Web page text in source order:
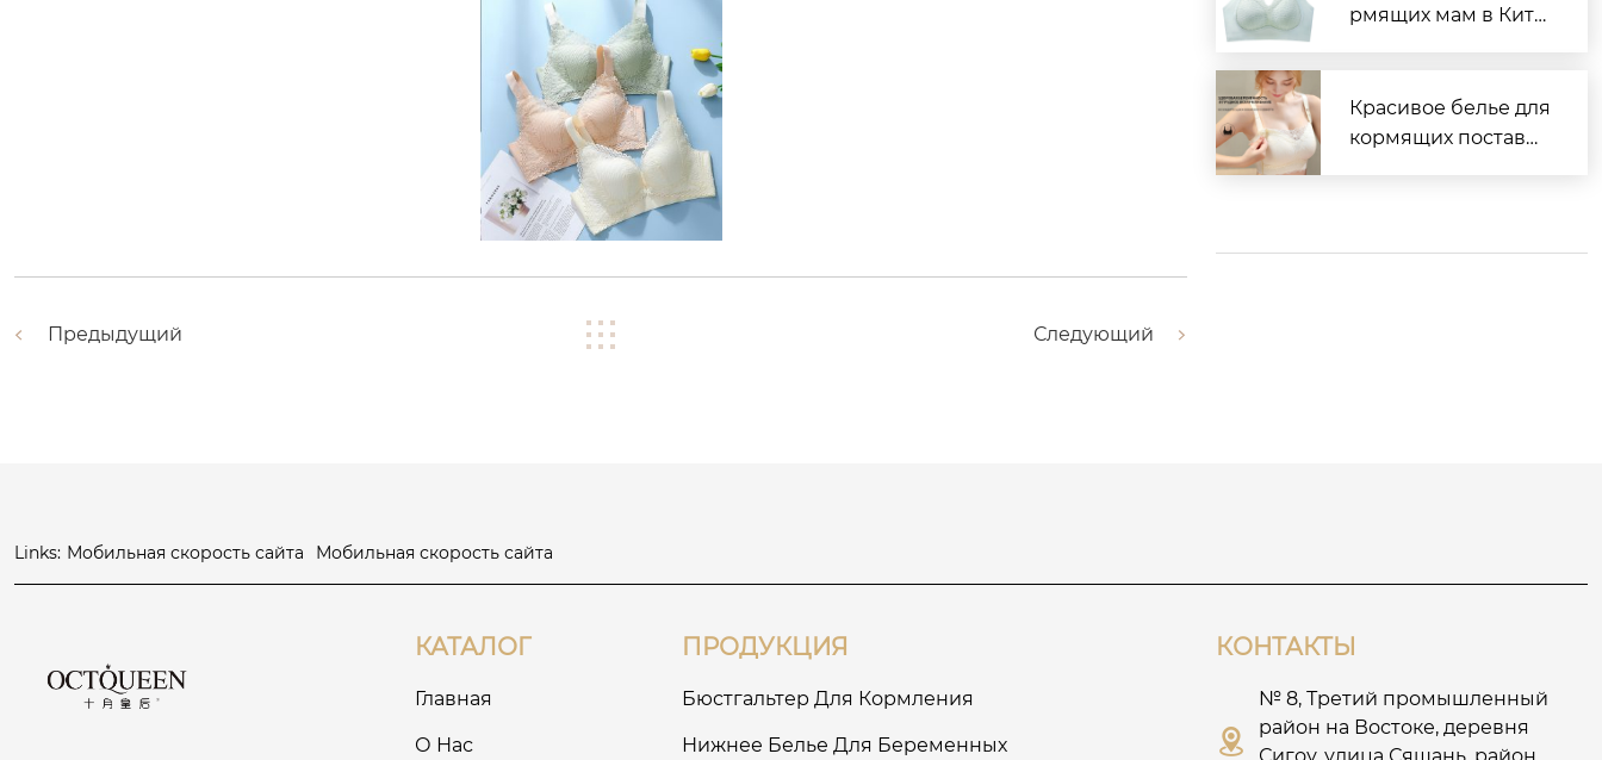
Предыдущий Следующий
рмящих мам в Кита
Красивое белье для
кормящих поставщ
Links: Мобильная скорость сайта Мобильная скорость сайта
КАТАЛОГ
Главная
О Нас
ПРОДУКЦИЯ
Бюстгальтер Для Кормления
Нижнее Белье Для Беременных
КОНТАКТЫ

№ 8, Третий промышленный
район на Востоке, деревня
Сигоу, улица Сяшань, район